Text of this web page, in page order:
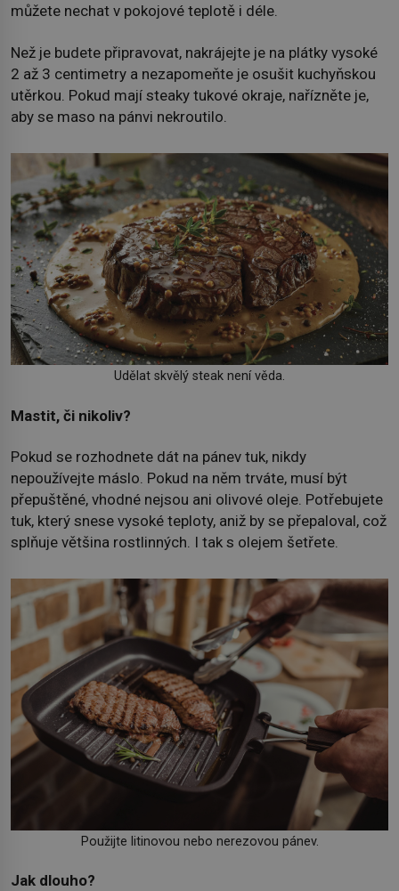
můžete nechat v pokojové teplotě i déle.
Než je budete připravovat, nakrájejte je na plátky vysoké
2 až 3 centimetry a nezapomeňte je osušit kuchyňskou
utěrkou. Pokud mají steaky tukové okraje, nařízněte je,
aby se maso na pánvi nekroutilo.
Udělat skvělý steak není věda.
Mastit, či nikoliv?
Pokud se rozhodnete dát na pánev tuk, nikdy
nepoužívejte máslo. Pokud na něm trváte, musí být
přepuštěné, vhodné nejsou ani olivové oleje. Potřebujete
tuk, který snese vysoké teploty, aniž by se přepaloval, což
splňuje většina rostlinných. I tak s olejem šetřete.
Použijte litinovou nebo nerezovou pánev.
Jak dlouho?